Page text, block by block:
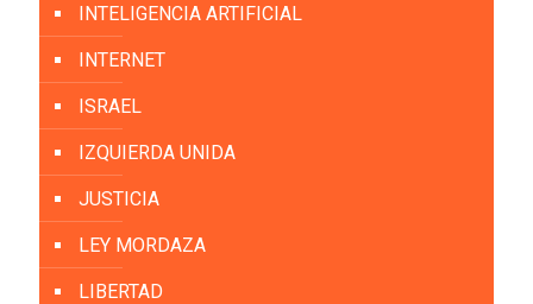
INTELIGENCIA ARTIFICIAL
INTERNET
ISRAEL
IZQUIERDA UNIDA
JUSTICIA
LEY MORDAZA
LIBERTAD